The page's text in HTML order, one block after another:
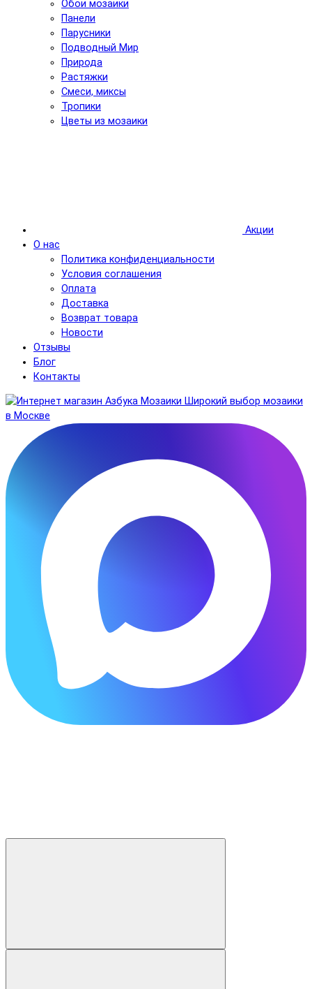
Обои мозаики
Панели
Парусники
Подводный Мир
Природа
Растяжки
Смеси, миксы
Тропики
Цветы из мозаики
Акции
О нас
Политика конфиденциальности
Условия соглашения
Оплата
Доставка
Возврат товара
Новости
Отзывы
Блог
Контакты
Широкий выбор мозаики
в Москве